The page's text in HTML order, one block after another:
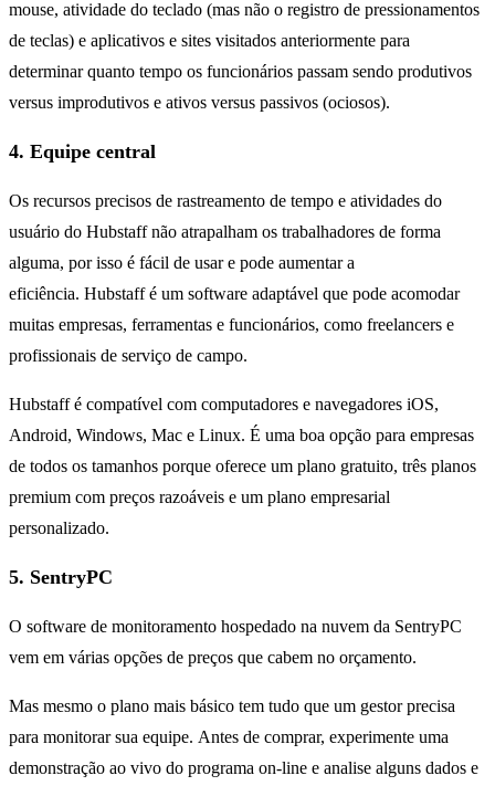
mouse, atividade do teclado (mas não o registro de pressionamentos
de teclas) e aplicativos e sites visitados anteriormente para
determinar quanto tempo os funcionários passam sendo produtivos
versus improdutivos e ativos versus passivos (ociosos).
4. Equipe central
Os recursos precisos de rastreamento de tempo e atividades do
usuário do Hubstaff não atrapalham os trabalhadores de forma
alguma, por isso é fácil de usar e pode aumentar a
eficiência. Hubstaff é um software adaptável que pode acomodar
muitas empresas, ferramentas e funcionários, como freelancers e
profissionais de serviço de campo.
Hubstaff é compatível com computadores e navegadores iOS,
Android, Windows, Mac e Linux. É uma boa opção para empresas
de todos os tamanhos porque oferece um plano gratuito, três planos
premium com preços razoáveis ​​e um plano empresarial
personalizado.
5. SentryPC
O software de monitoramento hospedado na nuvem da SentryPC
vem em várias opções de preços que cabem no orçamento.
Mas mesmo o plano mais básico tem tudo que um gestor precisa
para monitorar sua equipe. Antes de comprar, experimente uma
demonstração ao vivo do programa on-line e analise alguns dados e